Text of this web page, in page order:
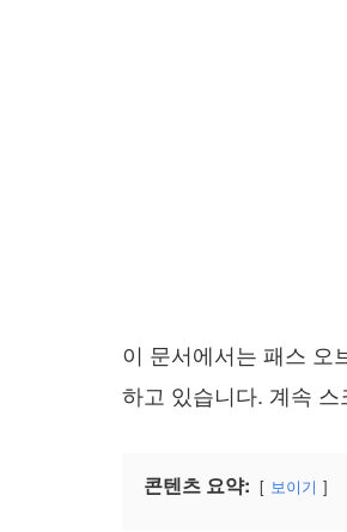
이 문서에서는 패스 오
하고 있습니다. 계속
콘텐츠 요약: 보이기